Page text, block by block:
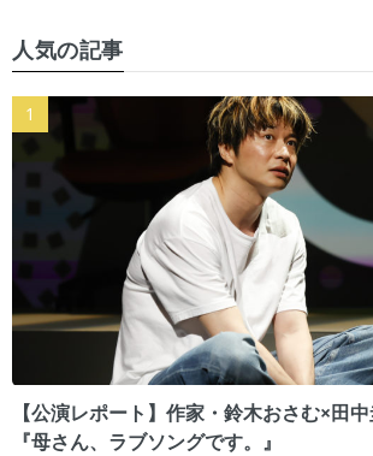
人気の記事
【公演レポート】作家・鈴木おさむ×田
『母さん、ラブソングです。』